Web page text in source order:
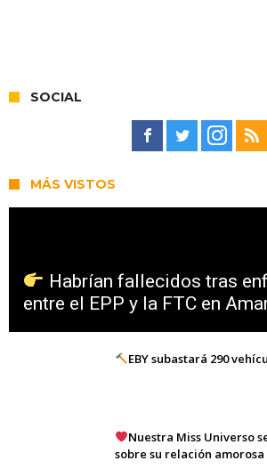
SOCIAL
MÁS VISTOS
Habrían fallecidos tras
entre el EPP y la FTC en
EBY subastará 290
Nuestra Miss Universo
sobre su relación amorosa